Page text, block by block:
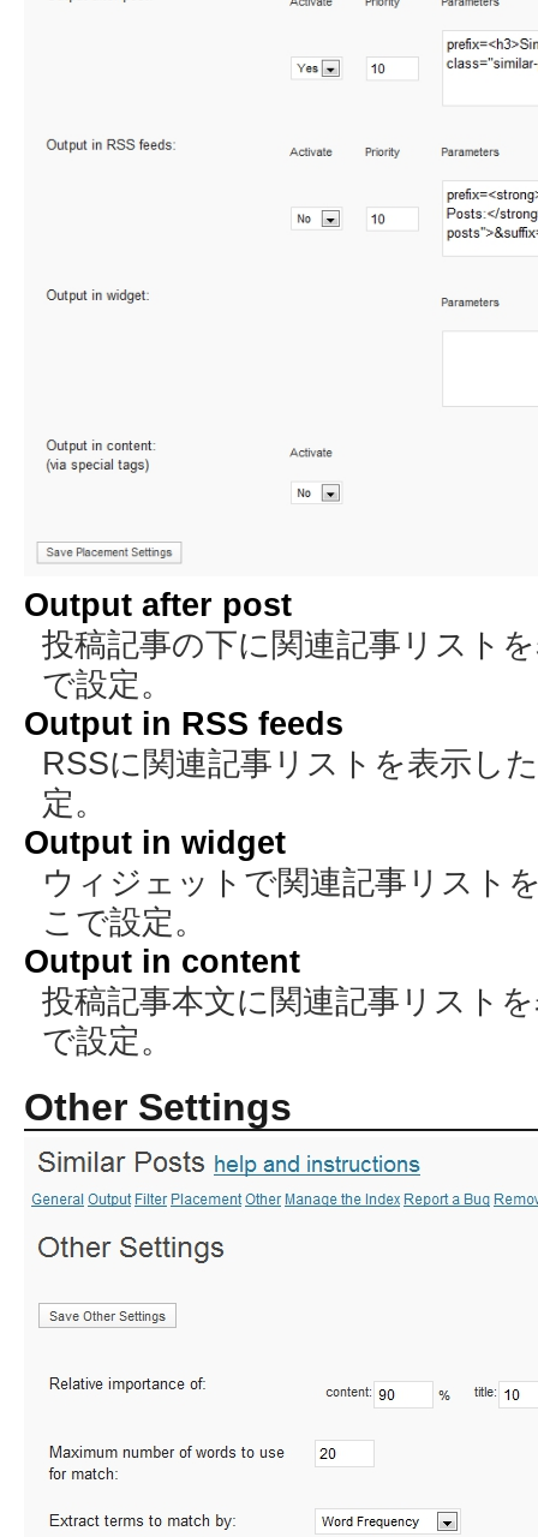
Output after post
投稿記事の下に関連記事リスト
で設定。
Output in RSS feeds
RSSに関連記事リストを表示し
定。
Output in widget
ウィジェットで関連記事リスト
こで設定。
Output in content
投稿記事本文に関連記事リスト
で設定。
Other Settings